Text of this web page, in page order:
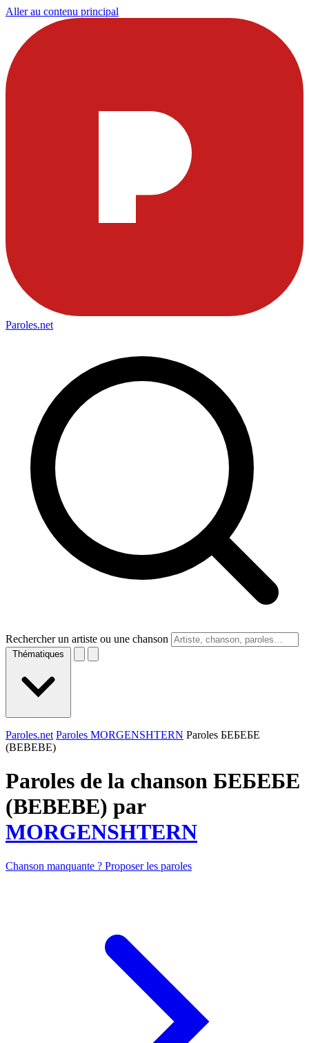
Aller au contenu principal
Paroles.net
Rechercher un artiste ou une chanson
Thématiques
Paroles.net Paroles MORGENSHTERN Paroles БЕБЕБЕ
(BEBEBE)
Paroles de la chanson БЕБЕБЕ
(BEBEBE) par
MORGENSHTERN
Chanson manquante ? Proposer les paroles